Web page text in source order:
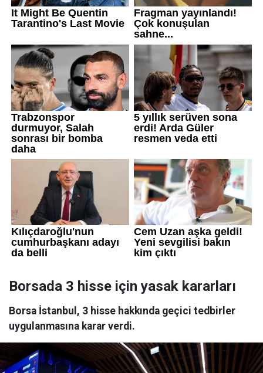
Borsada 3 hisse için yasak kararları
Borsa İstanbul, 3 hisse hakkında geçici tedbirler
uygulanmasına karar verdi.